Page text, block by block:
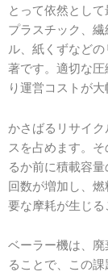
とって依然とし
プラスチック、
ル、紙くずなど
著です。適切な
り運営コストが
かさばるリサイ
スを占めます。
るか前に積載容
回数が増加し、
要な摩耗が生じる
ベーラー機は、
ることで、この